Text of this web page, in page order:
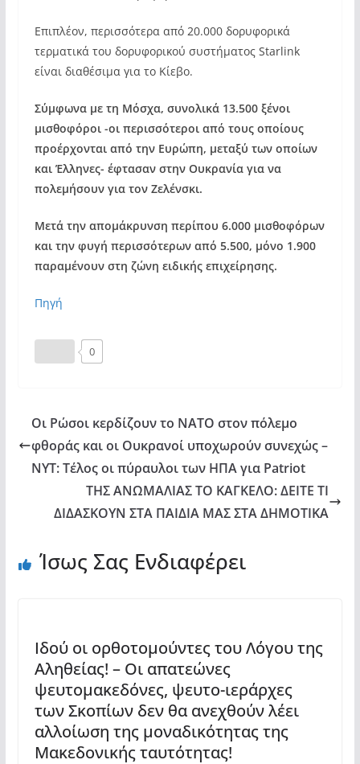
Επιπλέον, περισσότερα από 20.000 δορυφορικά
τερματικά του δορυφορικού συστήματος Starlink
είναι διαθέσιμα για το Κίεβο.
Σύμφωνα με τη Μόσχα, συνολικά 13.500 ξένοι
μισθοφόροι -οι περισσότεροι από τους οποίους
προέρχονται από την Ευρώπη, μεταξύ των οποίων
και Έλληνες- έφτασαν στην Ουκρανία για να
πολεμήσουν για τον Ζελένσκι.
Μετά την απομάκρυνση περίπου 6.000 μισθοφόρων
και την φυγή περισσότερων από 5.500, μόνο 1.900
παραμένουν στη ζώνη ειδικής επιχείρησης.
Πηγή
0
Οι Ρώσοι κερδίζουν το ΝΑΤΟ στον πόλεμο
φθοράς και οι Ουκρανοί υποχωρούν συνεχώς –
NYT: Τέλος οι πύραυλοι των ΗΠΑ για Patriot
ΤΗΣ ΑΝΩΜΑΛΙΑΣ ΤΟ ΚΑΓΚΕΛΟ: ΔΕΙΤΕ ΤΙ
ΔΙΔΑΣΚΟΥΝ ΣΤΑ ΠΑΙΔΙΑ ΜΑΣ ΣΤΑ ΔΗΜΟΤΙΚΑ
Ίσως Σας Ενδιαφέρει
Ιδού οι ορθοτομούντες του Λόγου της
Αληθείας! – Οι απατεώνες
ψευτομακεδόνες, ψευτο-ιεράρχες
των Σκοπίων δεν θα ανεχθούν λέει
αλλοίωση της μοναδικότητας της
Μακεδονικής ταυτότητας!